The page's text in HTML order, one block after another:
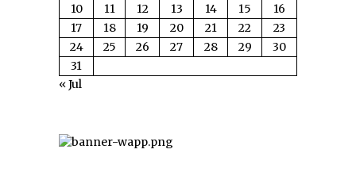
10
11 12 13 14 15
16
17
18 19 20 21 22
23
24
25 26 27 28 29
30
31
« Jul